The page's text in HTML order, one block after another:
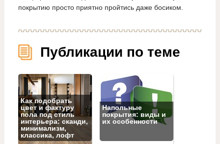
покрытию просто приятно пройтись даже босиком.
Публикации по теме
Как подобрать
цвет и фактуру
пола под стиль
интерьера: сканди,
минимализм,
классика, лофт
Напольные
покрытия: виды и
их особенности